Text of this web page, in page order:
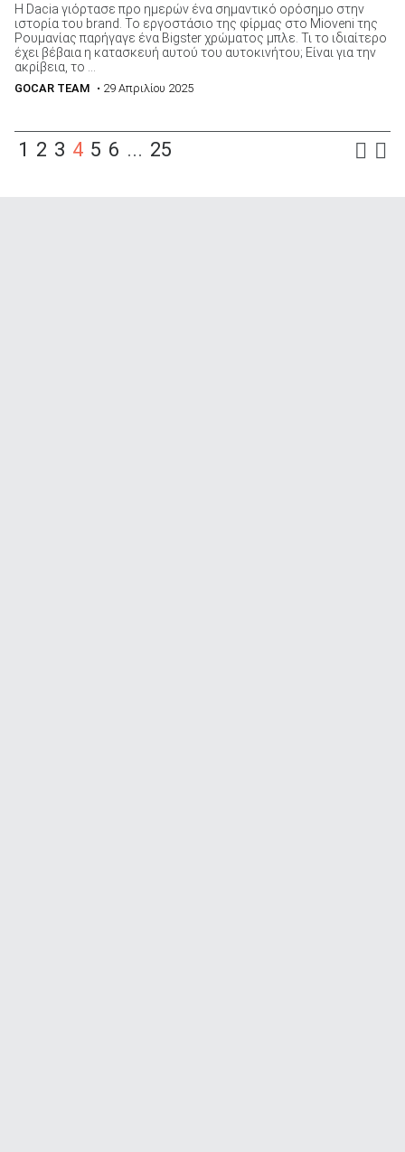
Η Dacia γιόρτασε προ ημερών ένα σημαντικό ορόσημο στην
ιστορία του brand. Το εργοστάσιο της φίρμας στο Mioveni της
Ρουμανίας παρήγαγε ένα Bigster χρώματος μπλε. Τι το ιδιαίτερο
έχει βέβαια η κατασκευή αυτού του αυτοκινήτου; Είναι για την
ακρίβεια, το ...
GOCAR TEAM • 29 Απριλίου 2025
1 2 3 4 5 6 ... 25